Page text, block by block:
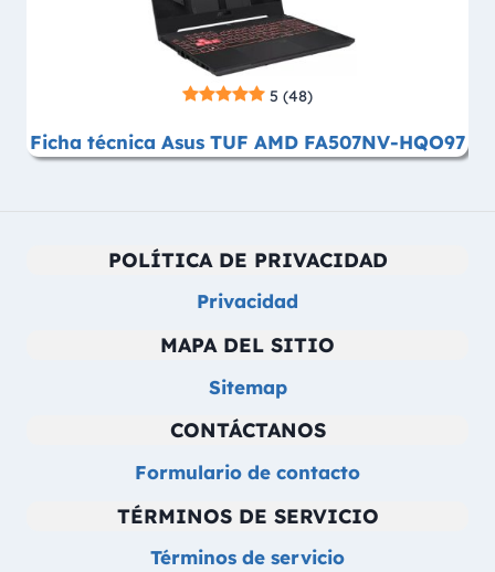
5 (48)
Ficha técnica Asus TUF AMD FA507NV-HQO97
POLÍTICA DE PRIVACIDAD
Privacidad
MAPA DEL SITIO
Sitemap
CONTÁCTANOS
Formulario de contacto
TÉRMINOS DE SERVICIO
Términos de servicio